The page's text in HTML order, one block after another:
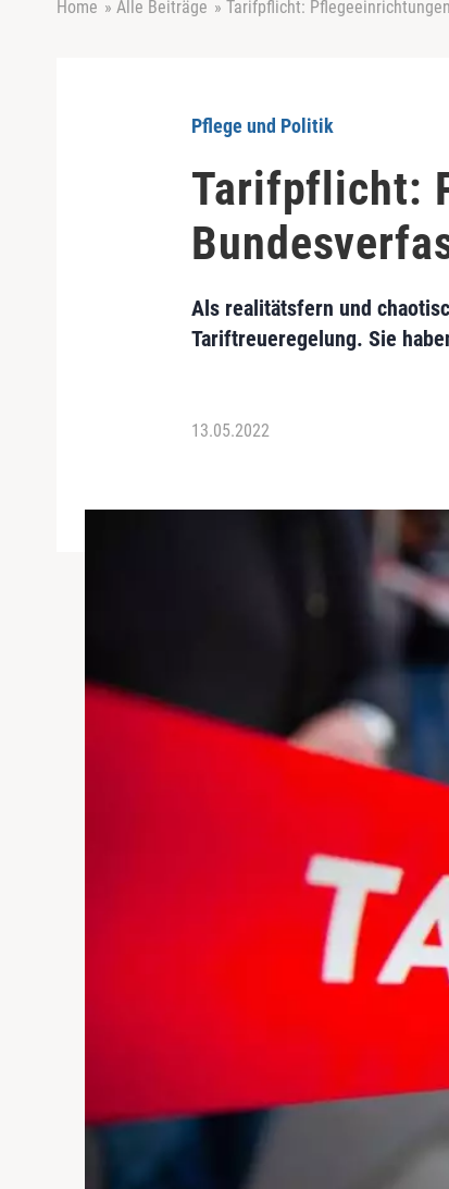
Home » Alle Beiträge » Tarifpflicht:
Pflege und Politik
Tarifpflicht:
Als realitätsfern und
Tariftreueregelung. Sie
13.05.2022